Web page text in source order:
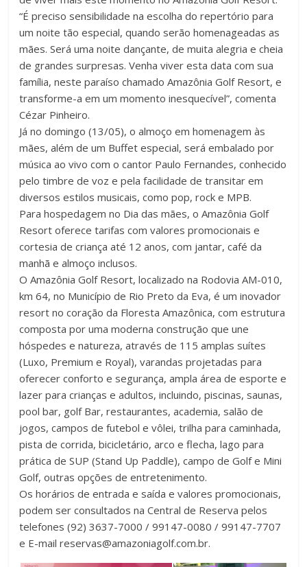
“É preciso sensibilidade na escolha do repertório para
um noite tão especial, quando serão homenageadas as
mães. Será uma noite dançante, de muita alegria e cheia
de grandes surpresas. Venha viver esta data com sua
família, neste paraíso chamado Amazônia Golf Resort, e
transforme-a em um momento inesquecível”, comenta
Cézar Pinheiro.
Já no domingo (13/05), o almoço em homenagem às
mães, além de um Buffet especial, será embalado por
música ao vivo com o cantor Paulo Fernandes, conhecido
pelo timbre de voz e pela facilidade de transitar em
diversos estilos musicais, como pop, rock e MPB.
Para hospedagem no Dia das mães, o Amazônia Golf
Resort oferece tarifas com valores promocionais e
cortesia de criança até 12 anos, com jantar, café da
manhã e almoço inclusos.
O Amazônia Golf Resort, localizado na Rodovia AM-010,
km 64, no Município de Rio Preto da Eva, é um inovador
resort no coração da Floresta Amazônica, com estrutura
composta por uma moderna construção que une
hóspedes e natureza, através de 115 amplas suítes
(Luxo, Premium e Royal), varandas projetadas para
oferecer conforto e segurança, ampla área de esporte e
lazer para crianças e adultos, incluindo, piscinas, saunas,
pool bar, golf Bar, restaurantes, academia, salão de
jogos, campos de futebol e vôlei, trilha para caminhada,
pista de corrida, bicicletário, arco e flecha, lago para
prática de SUP (Stand Up Paddle), campo de Golf e Mini
Golf, outras opções de entretenimento.
Os horários de entrada e saída e valores promocionais,
podem ser consultados na Central de Reserva pelos
telefones (92) 3637-7000 / 99147-0080 / 99147-7707
e E-mail reservas@amazoniagolf.com.br.